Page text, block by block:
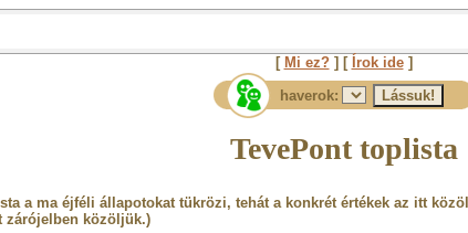
[ Mi ez?] [ Írok ide]
haverok:
TevePont toplista
a ma éjféli állapotokat tükrözi, tehát a konkrét értékek az itt
zárójelben közöljük.)